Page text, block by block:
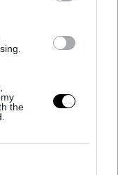
the
a su firma. El
con una
un debate sobre
papel